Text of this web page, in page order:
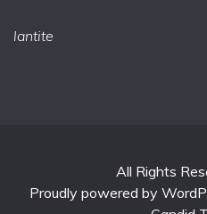
lantite
All Rights
Proudly powered by